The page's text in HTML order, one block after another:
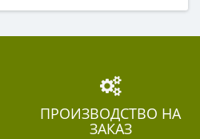
ПРОИЗВОДСТВО НА
ЗАКАЗ